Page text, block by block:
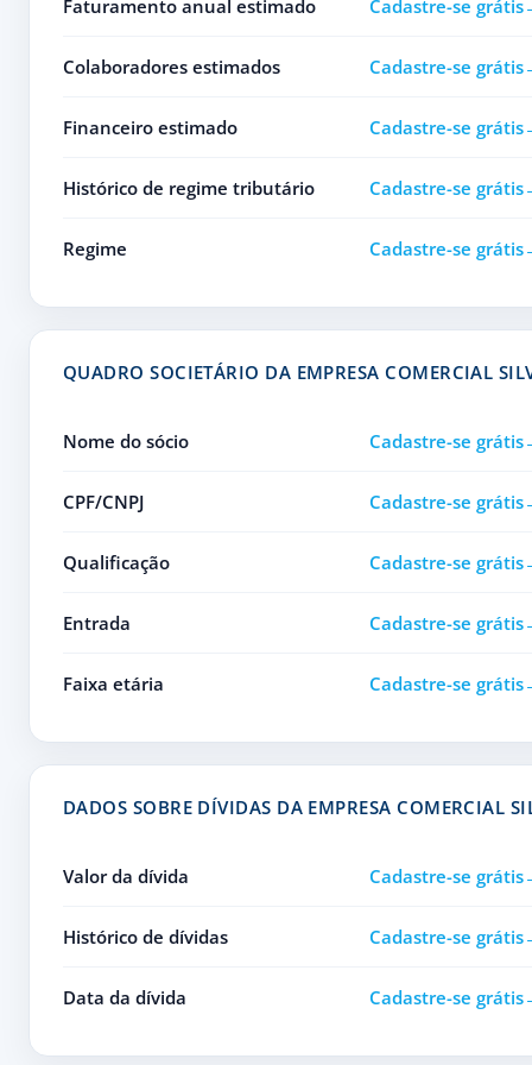
Faturamento anual estimado Cadastre-se grátis
Colaboradores estimados Cadastre-se grátis
Financeiro estimado Cadastre-se grátis
Histórico de regime tributário Cadastre-se grátis
Regime Cadastre-se grátis
QUADRO SOCIETÁRIO DA EMPRESA COMERCIAL
Nome do sócio Cadastre-se grátis
CPF/CNPJ Cadastre-se grátis
Qualificação Cadastre-se grátis
Entrada Cadastre-se grátis
Faixa etária Cadastre-se grátis
DADOS SOBRE DÍVIDAS DA EMPRESA COMERCIAL
Valor da dívida Cadastre-se grátis
Histórico de dívidas Cadastre-se grátis
Data da dívida Cadastre-se grátis